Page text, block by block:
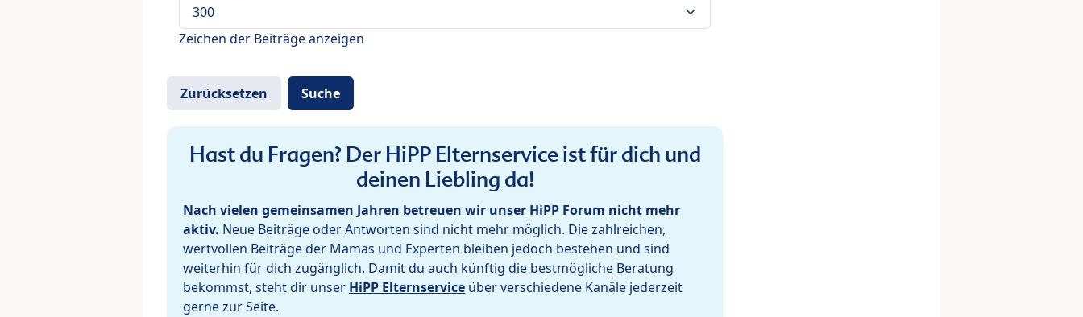
Zeichen der Beiträge anzeigen
Hast du Fragen? Der HiPP Elternservice ist für dich und
deinen Liebling da!
Nach vielen gemeinsamen Jahren betreuen wir unser HiPP Forum nicht mehr
aktiv. Neue Beiträge oder Antworten sind nicht mehr möglich. Die zahlreichen,
wertvollen Beiträge der Mamas und Experten bleiben jedoch bestehen und sind
weiterhin für dich zugänglich. Damit du auch künftig die bestmögliche Beratung
bekommst, steht dir unser HiPP Elternservice über verschiedene Kanäle jederzeit
gerne zur Seite.